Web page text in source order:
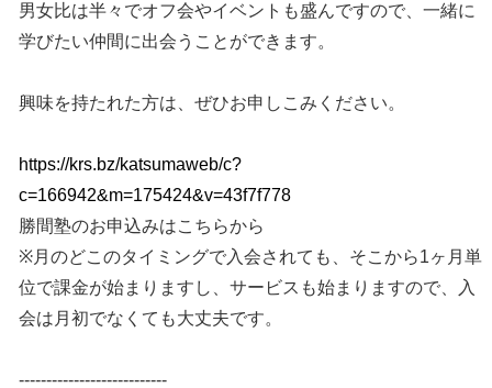
男女比は半々でオフ会やイベントも盛んですので、一緒に
学びたい仲間に出会うことができます。
興味を持たれた方は、ぜひお申しこみください。
https://krs.bz/katsumaweb/c?
c=166942&m=175424&v=43f7f778
勝間塾のお申込みはこちらから
※月のどこのタイミングで入会されても、そこから1ヶ月単
位で課金が始まりますし、サービスも始まりますので、入
会は月初でなくても大丈夫です。
---------------------------